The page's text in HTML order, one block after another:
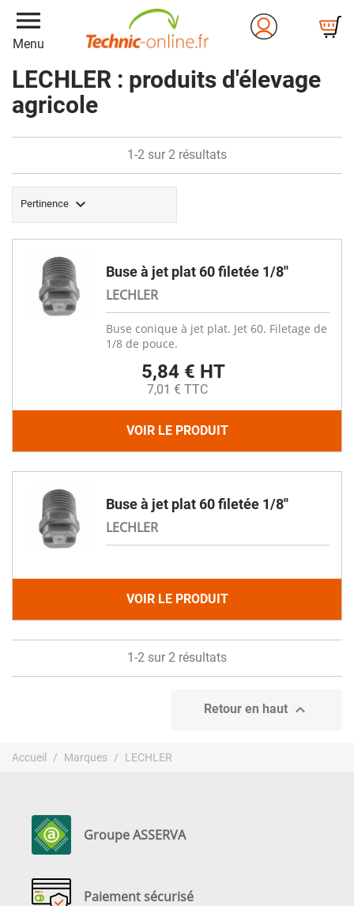
menu
Menu
LECHLER : produits d'élevage
agricole
Pertinence 
1-2 sur 2 résultats
Buse à jet plat 60 filetée 1/8''
LECHLER
Buse conique à jet plat. Jet 60. Filetage de
1/8 de pouce.
5,84 € HT
7,01 € TTC
VOIR LE PRODUIT
Buse à jet plat 60 filetée 1/8''
LECHLER
VOIR LE PRODUIT
1-2 sur 2 résultats
Retour en haut 
Accueil Marques LECHLER
Groupe ASSERVA
Paiement sécurisé